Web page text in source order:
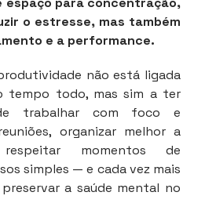
o estresse, mas também
e a performance.
não está ligada
tempo todo, mas sim a ter
trabalhar com foco e
organizar melhor a
momentos de
simples — e cada vez mais
a saúde mental no